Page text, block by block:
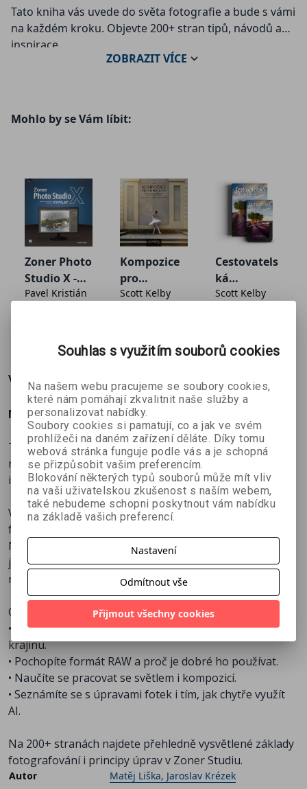
Tato kniha vás uvede do světa fotografie a bude s vámi
na každém kroku. Objevte 200+ stran tipů, návodů a
inspirace.
Naučí vás rozumět světlu, barvám i kompozici a ukáže,
Co se naučíte:
• Zjistíte, jak si nastavit fotoaparát pro portrét, street i
krajinu.
• Pochopíte formát RAW a proč je dobré ho používat.
• Naučíte se pracovat se světlem i kompozicí.
• Seznámíte se s úpravami fotek i tím, jak chytře využít
základy fotografování i principy úprav v Zoner Studiu.
ZOBRAZITVÍCE
Mohlo by se Vám líbit:
Zoner Photo
Studio X -
Úpravy
Vyvolat
Pavel Kristián
Kompozice
pro
fotografy
Scott Kelby
Cestovatels
ká
fotografie +
Scott Kelby
Více o knize
Naučte se dělat skvělé fotky!
Tato kniha vás uvede do světa fotografie a bude s vámi
na každém kroku. Objevte 200+ stran tipů, návodů a
inspirace.
Velká lekce focení a úprav vás provede celým procesem
focení – od nastavení fotoaparátu až po finální úpravy.
Naučí vás rozumět světlu, barvám i kompozici a ukáže,
jak zachránit snímky, které se napoprvé úplně
nepovedly.
Co se naučíte:
• Zjistíte, jak si nastavit fotoaparát pro portrét, street i
krajinu.
• Pochopíte formát RAW a proč je dobré ho používat.
• Naučíte se pracovat se světlem i kompozicí.
• Seznámíte se s úpravami fotek i tím, jak chytře využít
AI.
Na 200+ stranách najdete přehledně vysvětlené základy
fotografování i principy úprav v Zoner Studiu.
Autor
Matěj Liška, Jaroslav Krézek
Souhlas s využitím souborů cookies
Na našem webu pracujeme se soubory cookies,
které nám pomáhají zkvalitnit naše služby a
personalizovat nabídky.
Soubory cookies si pamatují, co a jak ve svém
prohlížeči na daném zařízení děláte. Díky tomu
webová stránka funguje podle vás a je schopná
se přizpůsobit vašim preferencím.
Blokování některých typů souborů může mít vliv
na vaši uživatelskou zkušenost s naším webem,
také nebudeme schopni poskytnout vám nabídku
na základě vašich preferencí.
Nastavení
Odmítnout vše
Přijmout všechny cookies